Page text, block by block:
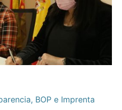
BOP e Imprenta